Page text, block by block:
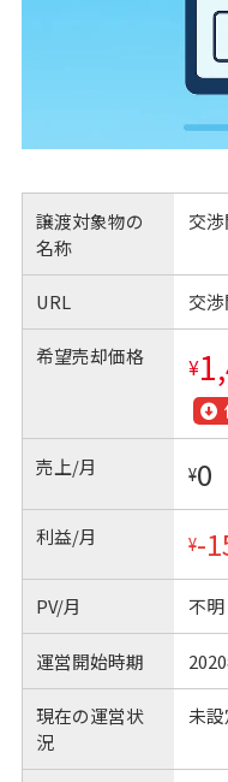
譲渡対象物の
名称
交
URL 交
希望売却価格 ¥
売上/月 ¥0
利益/月 ¥-
PV/月 不明
運営開始時期
現在の運営状
況
未